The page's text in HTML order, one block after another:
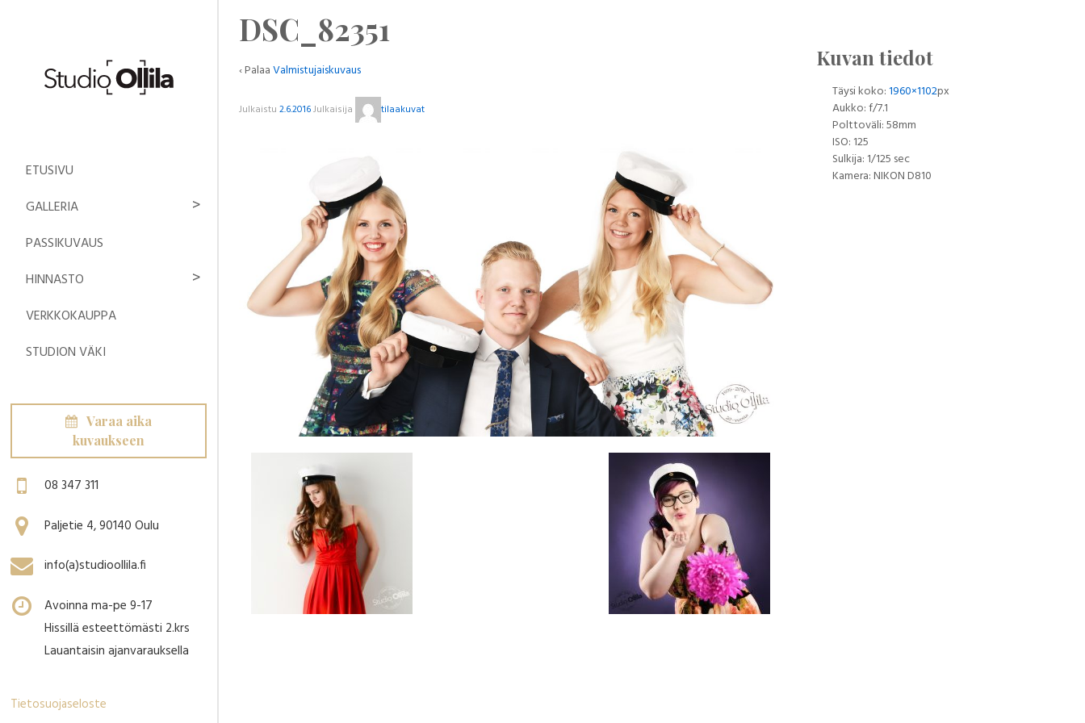
ETUSIVU
GALLERIA
PASSIKUVAUS
HINNASTO
VERKKOKAUPPA
STUDION VÄKI
Varaa aika
kuvaukseen
08 347 311
Paljetie 4, 90140 Oulu
info(a)studioollila.fi
Avoinna ma-pe 9-17
Hissillä esteettömästi 2.krs
Lauantaisin ajanvarauksella
Tietosuojaseloste
DSC_82351
‹ PalaaValmistujaiskuvaus
Julkaistu 2.6.2016Julkaisija tilaakuvat
Kuvan tiedot
Täysi koko:1960×1102px
Aukko: f/7.1
Polttoväli: 58mm
ISO: 125
Sulkija: 1/125 sec
Kamera: NIKON D810